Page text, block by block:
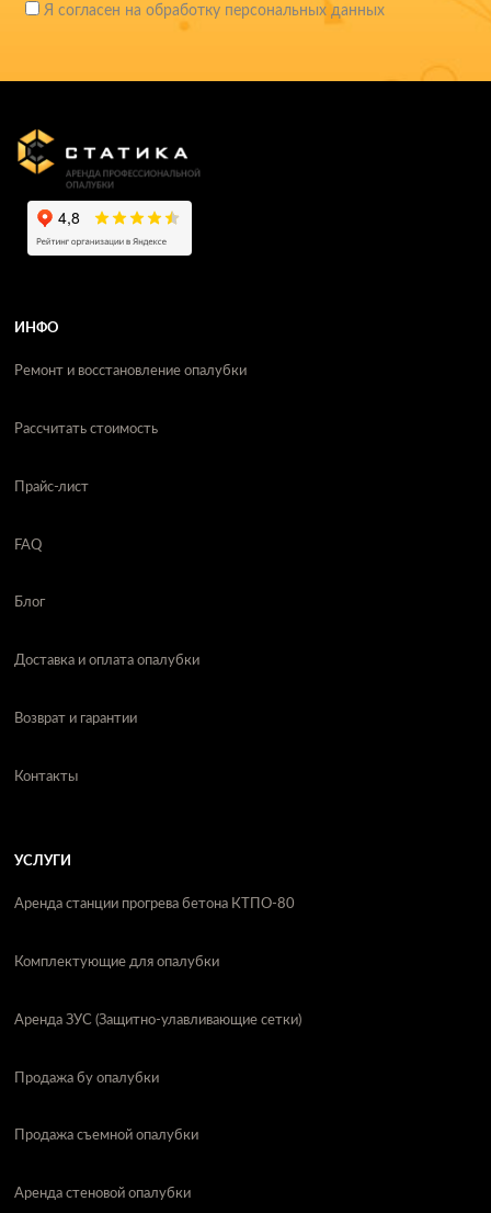
Я согласен на обработку персональных данных
ИНФО
Ремонт и восстановление опалубки
Рассчитать стоимость
Прайс-лист
FAQ
Блог
Доставка и оплата опалубки
Возврат и гарантии
Контакты
УСЛУГИ
Аренда станции прогрева бетона КТПО-80
Комплектующие для опалубки
Аренда ЗУС (Защитно-улавливающие сетки)
Продажа бу опалубки
Продажа съемной опалубки
Аренда стеновой опалубки